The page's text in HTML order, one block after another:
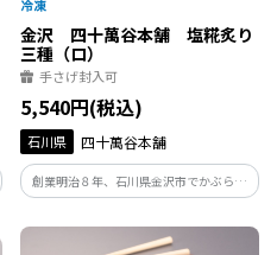
金沢 四十萬谷本舗 塩糀炙り
三種（ロ）
手さげ封入可
5,540円(税込)
石川県 四十萬谷本舗
創業明治８年、石川県金沢市でかぶら寿
しをはじめとする各種発酵食品をお届け
しております「四十萬谷本舗」が、これ
まで糀と向き合ってきた知恵を活かして